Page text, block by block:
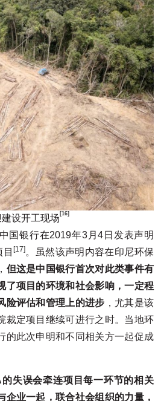
建设开工现场 [16]
国银行在2019年3月4日发表声明
[17] 。虽然该声明内容在印尼环保
但这是中国银行首次对此类事件有
了项目的环境和社会影响，一定程
险评估和管理上的进步 ，尤其是该
裁定项目继续可进行之时。当地环
的此次申明和不同相关方一起促成
的失误会牵连项目每一环节的相关
企业一起，联合社会组织的力量，